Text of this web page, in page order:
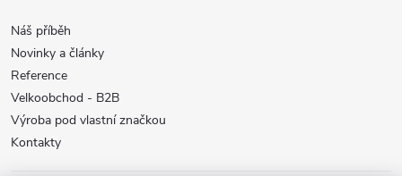
Náš příběh
Novinky a články
Reference
Velkoobchod - B2B
Výroba pod vlastní značkou
Kontakty